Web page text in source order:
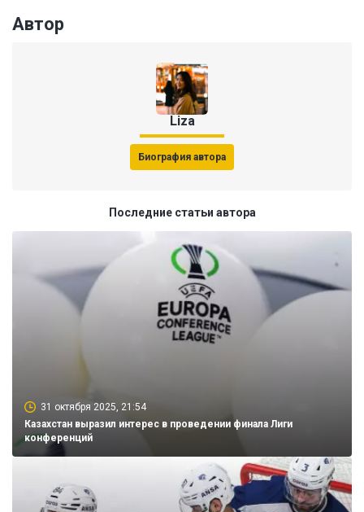
Автор
Liza
Биография автора
Последние статьи автора
31 октября 2025, 21:54
Казахстан выразил интерес в проведении финала Лиги
конференций